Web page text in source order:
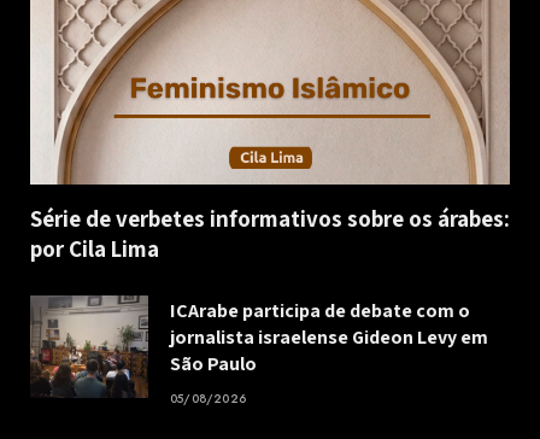
Série de verbetes informativos sobre os árabes:
por Cila Lima
ICArabe participa de debate com o
jornalista israelense Gideon Levy em
São Paulo
05/08/2026